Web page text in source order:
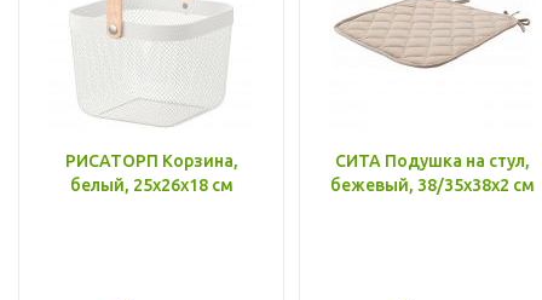
РИСАТОРП Корзина,
белый, 25x26x18 см
СИТА Подушка на стул,
бежевый, 38/35x38x2 см